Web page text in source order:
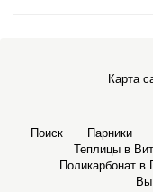
Карта
Поиск Парники
Теплицы в
Поликарбонат в
Вы